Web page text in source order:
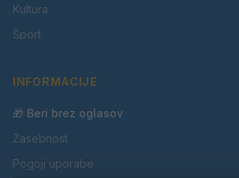
Kultura
Šport
INFORMACIJE
🎁 Beri brez oglasov
Zasebnost
Pogoji uporabe